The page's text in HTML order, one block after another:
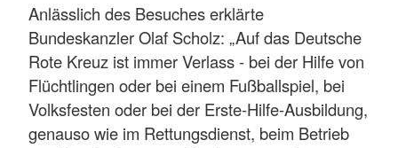
Anlässlich des Besuches erklärte
Bundeskanzler Olaf Scholz: „Auf das Deutsche
Rote Kreuz ist immer Verlass - bei der Hilfe von
Flüchtlingen oder bei einem Fußballspiel, bei
Volksfesten oder bei der Erste-Hilfe-Ausbildung,
genauso wie im Rettungsdienst, beim Betrieb